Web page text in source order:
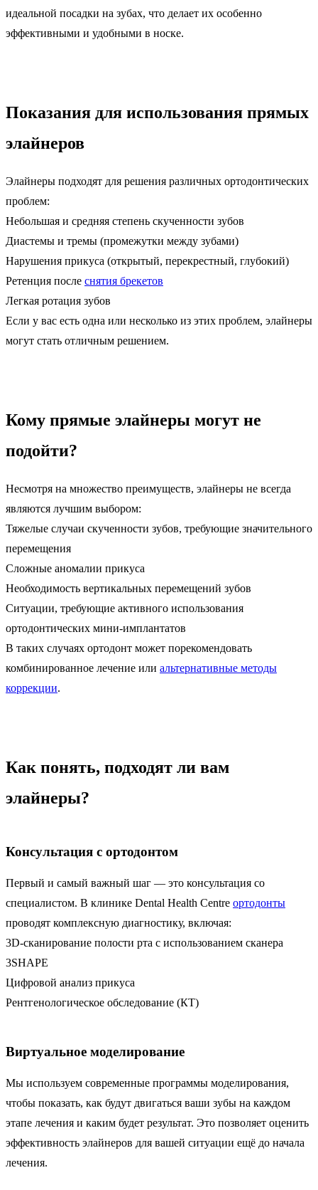
идеальной посадки на зубах, что делает их особенно
эффективными и удобными в носке.
Показания для использования прямых
элайнеров
Элайнеры подходят для решения различных ортодонтических
проблем:
Небольшая и средняя степень скученности зубов
Диастемы и тремы (промежутки между зубами)
Нарушения прикуса (открытый, перекрестный, глубокий)
Ретенция после снятия брекетов
Легкая ротация зубов
Если у вас есть одна или несколько из этих проблем, элайнеры
могут стать отличным решением.
Кому прямые элайнеры могут не
подойти?
Несмотря на множество преимуществ, элайнеры не всегда
являются лучшим выбором:
Тяжелые случаи скученности зубов, требующие значительного
перемещения
Сложные аномалии прикуса
Необходимость вертикальных перемещений зубов
Ситуации, требующие активного использования
ортодонтических мини-имплантатов
В таких случаях ортодонт может порекомендовать
комбинированное лечение или альтернативные методы
коррекции.
Как понять, подходят ли вам
элайнеры?
Консультация с ортодонтом
Первый и самый важный шаг — это консультация со
специалистом. В клинике Dental Health Centre ортодонты
проводят комплексную диагностику, включая:
3D-сканирование полости рта с использованием сканера
3SHAPE
Цифровой анализ прикуса
Рентгенологическое обследование (КТ)
Виртуальное моделирование
Мы используем современные программы моделирования,
чтобы показать, как будут двигаться ваши зубы на каждом
этапе лечения и каким будет результат. Это позволяет оценить
эффективность элайнеров для вашей ситуации ещё до начала
лечения.